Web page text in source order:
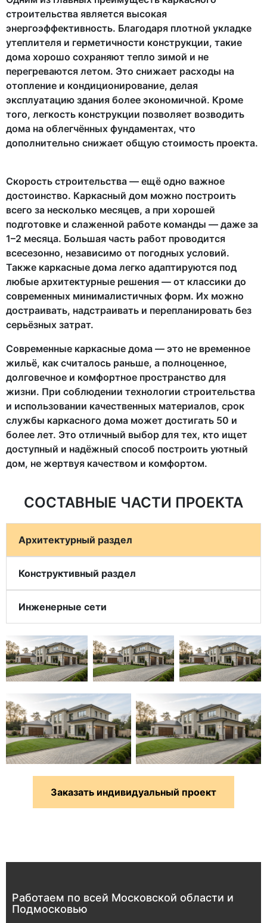
строительства является высокая
энергоэффективность. Благодаря плотной укладке
утеплителя и герметичности конструкции, такие
дома хорошо сохраняют тепло зимой и не
перегреваются летом. Это снижает расходы на
отопление и кондиционирование, делая
эксплуатацию здания более экономичной. Кроме
того, легкость конструкции позволяет возводить
дома на облегчённых фундаментах, что
дополнительно снижает общую стоимость проекта.
Скорость строительства — ещё одно важное
достоинство. Каркасный дом можно построить
всего за несколько месяцев, а при хорошей
подготовке и слаженной работе команды — даже за
1–2 месяца. Большая часть работ проводится
всесезонно, независимо от погодных условий.
Также каркасные дома легко адаптируются под
любые архитектурные решения — от классики до
современных минималистичных форм. Их можно
достраивать, надстраивать и перепланировать без
серьёзных затрат.
Современные каркасные дома — это не временное
жильё, как считалось раньше, а полноценное,
долговечное и комфортное пространство для
жизни. При соблюдении технологии строительства
и использовании качественных материалов, срок
службы каркасного дома может достигать 50 и
более лет. Это отличный выбор для тех, кто ищет
доступный и надёжный способ построить уютный
дом, не жертвуя качеством и комфортом.
СОСТАВНЫЕ ЧАСТИ ПРОЕКТА
Архитектурный раздел
Конструктивный раздел
Инженерные сети
Заказать индивидуальный проект
Работаем по всей Московской области и
Подмосковью